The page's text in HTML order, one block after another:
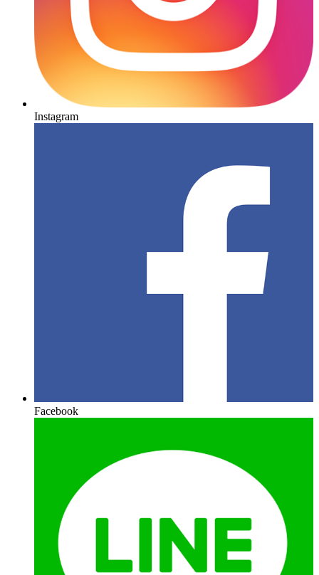
Instagram
Facebook